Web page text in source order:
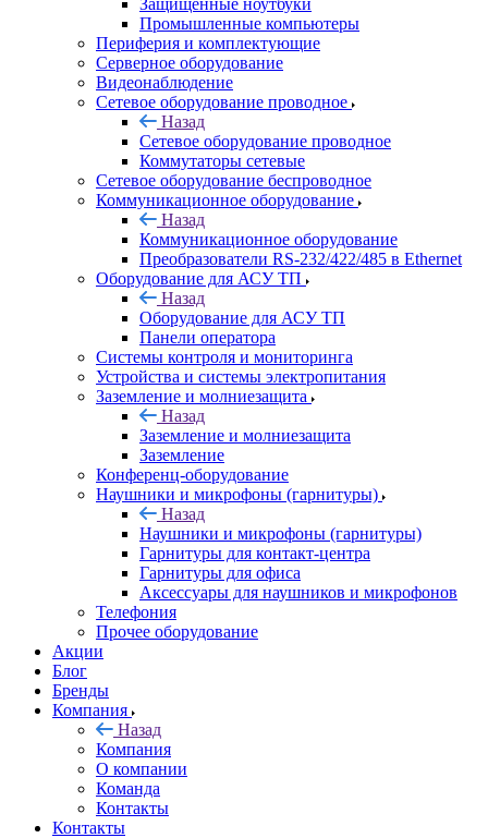
Защищенные ноутбуки
Промышленные компьютеры
Периферия и комплектующие
Серверное оборудование
Видеонаблюдение
Сетевое оборудование проводное
Назад
Сетевое оборудование проводное
Коммутаторы сетевые
Сетевое оборудование беспроводное
Коммуникационное оборудование
Назад
Коммуникационное оборудование
Преобразователи RS-232/422/485 в Ethernet
Оборудование для АСУ ТП
Назад
Оборудование для АСУ ТП
Панели оператора
Системы контроля и мониторинга
Устройства и системы электропитания
Заземление и молниезащита
Назад
Заземление и молниезащита
Заземление
Конференц-оборудование
Наушники и микрофоны (гарнитуры)
Назад
Наушники и микрофоны (гарнитуры)
Гарнитуры для контакт-центра
Гарнитуры для офиса
Аксессуары для наушников и микрофонов
Телефония
Прочее оборудование
Акции
Блог
Бренды
Компания
Назад
Компания
О компании
Команда
Контакты
Контакты